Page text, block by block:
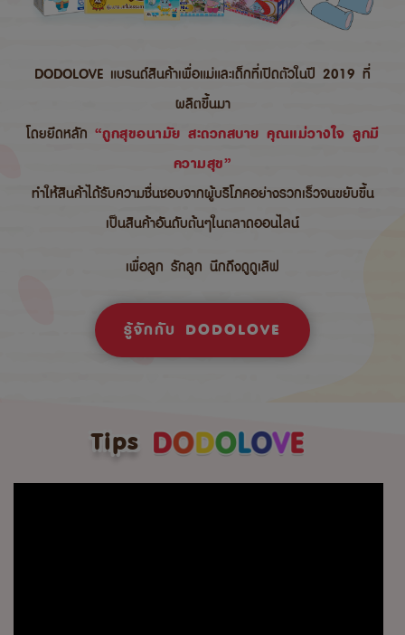
DODOLOVE แบรนด์สินค้าเพื่อแม่และเด็กที่เปิดตัวในปี 2019 ที่
ผลิตขึ้นมา
โดยยึดหลัก “ถูกสุขอนามัย สะดวกสบาย คุณแม่วางใจ ลูกมี
ความสุข”
ทำให้สินค้าได้รับความชื่นชอบจากผู้บริโภคอย่างรวกเร็วจนขยับขึ้น
เป็นสินค้าอันดับต้นๆในตลาดออนไลน์
เพื่อลูก รักลูก นึกถึงดูดูเลิฟ
รู้จักกับ DODOLOVE
Tips